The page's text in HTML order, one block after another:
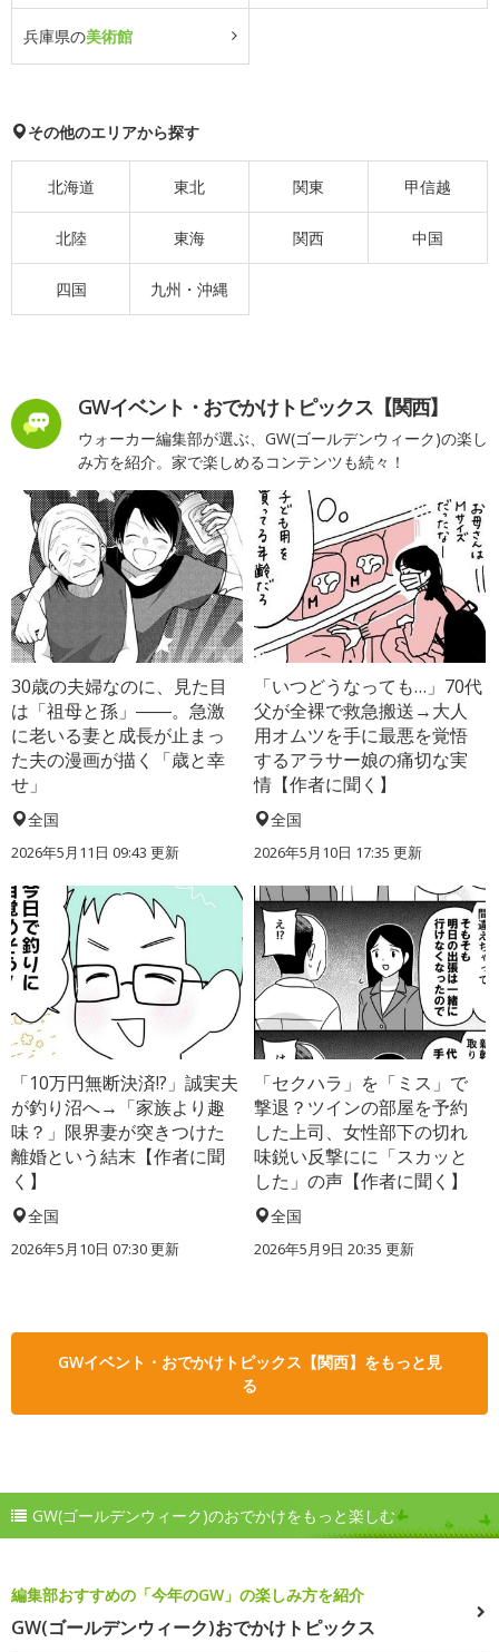
兵庫県の美術館
その他のエリアから探す
北海道 東北 関東 甲信越
北陸 東海 関西 中国
四国 九州・沖縄
GWイベント・おでかけトピックス【関西】
ウォーカー編集部が選ぶ、GW(ゴールデンウィーク)の楽し
み方を紹介。家で楽しめるコンテンツも続々！
30歳の夫婦なのに、見た目
は「祖母と孫」――。急激
に老いる妻と成長が止まっ
た夫の漫画が描く「歳と幸
せ」
全国
2026年5月11日 09:43 更新
「いつどうなっても…」70代
父が全裸で救急搬送→大人
用オムツを手に最悪を覚悟
するアラサー娘の痛切な実
情【作者に聞く】
全国
2026年5月10日 17:35 更新
「10万円無断決済!?」誠実夫
が釣り沼へ→「家族より趣
味？」限界妻が突きつけた
離婚という結末【作者に聞
く】
全国
2026年5月10日 07:30 更新
「セクハラ」を「ミス」で
撃退？ツインの部屋を予約
した上司、女性部下の切れ
味鋭い反撃にに「スカッと
した」の声【作者に聞く】
全国
2026年5月9日 20:35 更新
GWイベント・おでかけトピックス【関西】をもっと見
る
GW(ゴールデンウィーク)のおでかけをもっと楽しむ
編集部おすすめの「今年のGW」の楽しみ方を紹介
GW(ゴールデンウィーク)おでかけトピックス